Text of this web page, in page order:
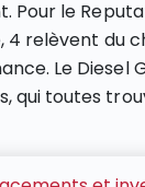
Pour le
relèvent du
Le Diesel
qui toutes